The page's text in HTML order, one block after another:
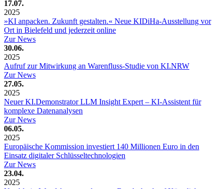
17.07.
2025
»KI anpacken. Zukunft gestalten.« Neue KIDiHa-Ausstellung vor
Ort in Bielefeld und jederzeit online
Zur News
30.06.
2025
Aufruf zur Mitwirkung an Warenfluss-Studie von KI.NRW
Zur News
27.05.
2025
Neuer KI.Demonstrator LLM Insight Expert – KI-Assistent für
komplexe Datenanalysen
Zur News
06.05.
2025
Europäische Kommission investiert 140 Millionen Euro in den
Einsatz digitaler Schlüsseltechnologien
Zur News
23.04.
2025